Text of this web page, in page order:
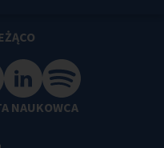
NAUKOWCA